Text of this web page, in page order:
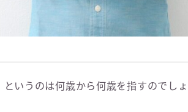
いうのは何歳から何歳を指すのでしょ